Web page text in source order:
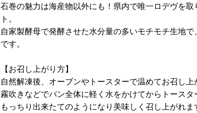
石巻の魅力は海産物以外にも！県内で唯一ロデヴを
ト。
自家製酵母で発酵させた水分量の多いモチモチ生地
です。
【お召し上がり方】
自然解凍後、オーブンやトースターで温めてお召し上
霧吹きなどでパン全体に軽く水をかけてからトース
もっちり出来たてのようになり美味しく召し上がれま